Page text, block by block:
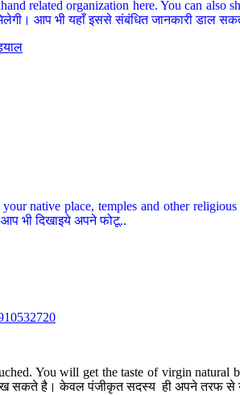
related organization here. You can also
मिलेगी। आप भी यहाँ इससे संबंधित जानकारी डाल
native place, temples and other
भी दिखाइये अपने फोटू..
You will get the taste of virgin natural
देख सकते है। केवल पंजीकृत सदस्य ही अपने तरफ से